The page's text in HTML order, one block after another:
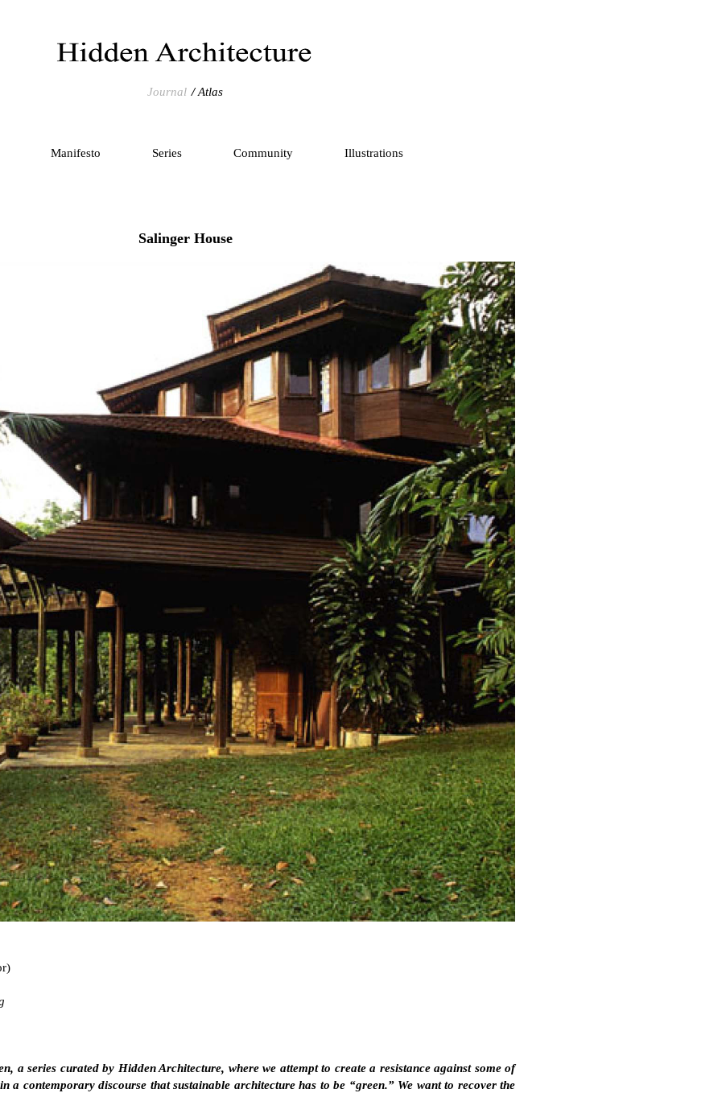
Journal Atlas
Manifesto Series Community Illustrations
Salinger House
a series curated by Hidden Architecture, where we attempt to create a resistance against some of
a contemporary discourse that sustainable architecture has to be “green.” We want to recover the